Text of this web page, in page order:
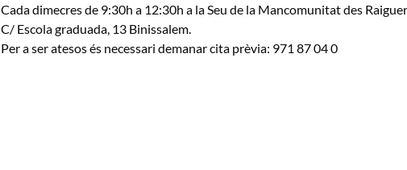
Cada dimecres de 9:30h a 12:30h a la Seu de la Mancomunitat des
C/ Escola graduada, 13 Binissalem.
Per a ser atesos és necessari demanar cita prèvia: 971 87 04 0